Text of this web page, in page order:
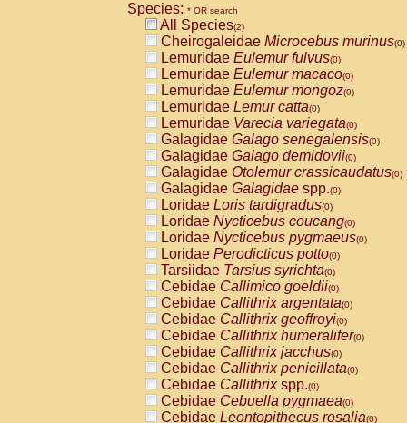
Species: * OR search
All Species(2)
Cheirogaleidae Microcebus murinus(0)
Lemuridae Eulemur fulvus(0)
Lemuridae Eulemur macaco(0)
Lemuridae Eulemur mongoz(0)
Lemuridae Lemur catta(0)
Lemuridae Varecia variegata(0)
Galagidae Galago senegalensis(0)
Galagidae Galago demidovii(0)
Galagidae Otolemur crassicaudatus(0)
Galagidae Galagidae spp.(0)
Loridae Loris tardigradus(0)
Loridae Nycticebus coucang(0)
Loridae Nycticebus pygmaeus(0)
Loridae Perodicticus potto(0)
Tarsiidae Tarsius syrichta(0)
Cebidae Callimico goeldii(0)
Cebidae Callithrix argentata(0)
Cebidae Callithrix geoffroyi(0)
Cebidae Callithrix humeralifer(0)
Cebidae Callithrix jacchus(0)
Cebidae Callithrix penicillata(0)
Cebidae Callithrixspp.(0)
Cebidae Cebuella pygmaea(0)
Cebidae Leontopithecus rosalia(0)